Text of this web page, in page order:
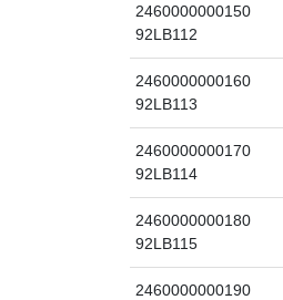
2460000000150
92LB112
2460000000160
92LB113
2460000000170
92LB114
2460000000180
92LB115
2460000000190